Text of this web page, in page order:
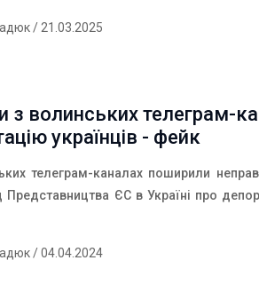
/ 21.03.2025
з волинських телеграм-
українців - фейк
телеграм-каналах поширили
Представництва ЄС в Україні про
/ 04.04.2024